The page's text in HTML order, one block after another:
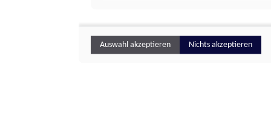
Auswahl akzeptieren Nichts akzeptieren